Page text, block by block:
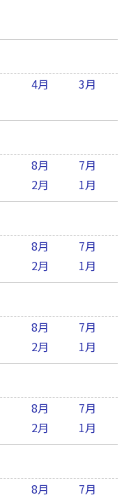
4月
3月
8月
7月
2月 1月
8月
7月
2月 1月
8月
7月
2月 1月
8月
7月
2月 1月
8月
7月